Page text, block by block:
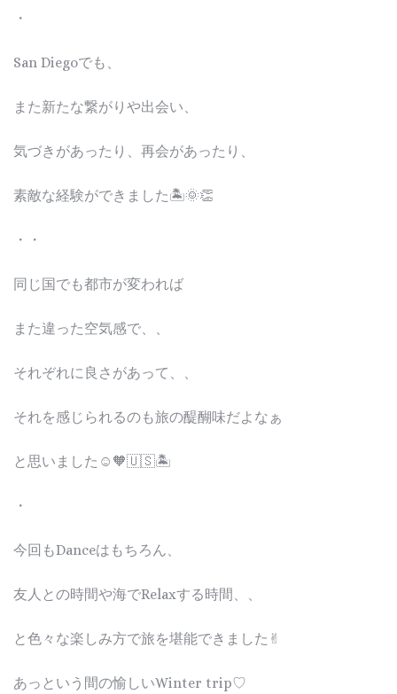
・
San Diegoでも、
また新たな繋がりや出会い、
気づきがあったり、再会があったり、
素敵な経験ができました🏝️🌞👏
・・
同じ国でも都市が変われば
また違った空気感で、、
それぞれに良さがあって、、
それを感じられるのも旅の醍醐味だよなぁ
と思いました☺️🧡🇺🇸🏝️
・
今回もDanceはもちろん、
友人との時間や海でRelaxする時間、、
と色々な楽しみ方で旅を堪能できました✌︎
あっという間の愉しいWinter trip♡